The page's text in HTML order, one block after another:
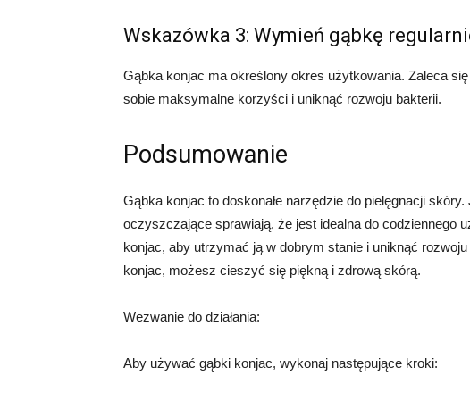
Wskazówka 3: Wymień gąbkę
Gąbka konjac ma określony okres użytkowania. Zaleca
sobie maksymalne korzyści i uniknąć rozwoju bakterii.
Podsumowanie
Gąbka konjac to doskonałe narzędzie do pielęgnacji skóry.
oczyszczające sprawiają, że jest idealna do codziennego
konjac, aby utrzymać ją w dobrym stanie i uniknąć
konjac, możesz cieszyć się piękną i zdrową skórą.
Wezwanie do działania:
Aby używać gąbki konjac, wykonaj następujące kroki: